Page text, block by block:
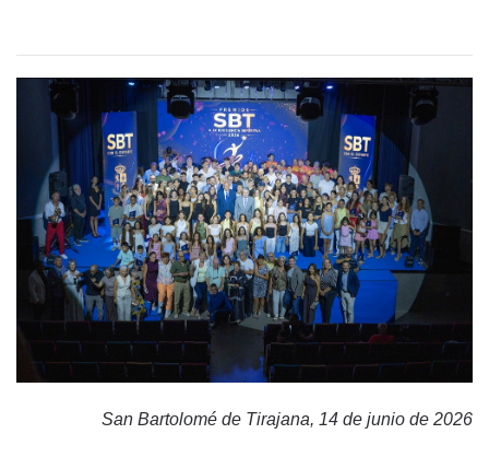
San Bartolomé de Tirajana, 14 de junio de 2026